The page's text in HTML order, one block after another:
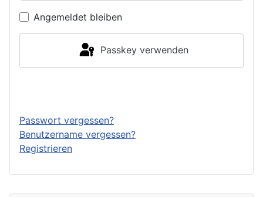
Angemeldet bleiben
Passkey verwenden
Passwort vergessen?
Benutzername vergessen?
Registrieren